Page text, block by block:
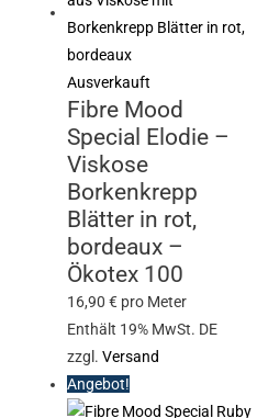
Ausverkauft
Fibre Mood
Special Elodie –
Viskose
Borkenkrepp
Blätter in rot,
bordeaux –
Ökotex 100
16,90€ pro Meter
Enthält 19% MwSt. DE
zzgl.Versand
Angebot!